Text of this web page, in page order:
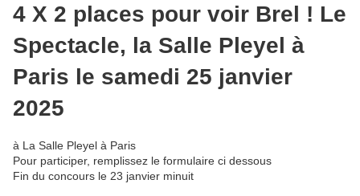
4 X 2 places pour voir Brel ! Le
Spectacle, la Salle Pleyel à
Paris le samedi 25 janvier
2025
à La Salle Pleyel à Paris
Pour participer, remplissez le formulaire ci dessous
Fin du concours le 23 janvier minuit